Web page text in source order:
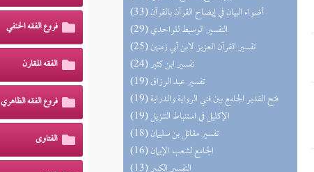
(33) أضواء البيان في إيضاح القرآن بالقرآن
(29) التفسير الوسيط للواحدي
(25) تفسير القرآن العزيز لابن أبي زمنين
(24) تفسير ابن كثير
(19) تفسير عبد الرزاق
(19) فتح القدير الجامع بين فني الرواية والدراية
(19) الإكليل في استنباط التنزيل
(18) تفسير مقاتل بن سليمان
(16) الجامع لشعب الإيمان
فروع الفقه الحنفي
الفقه المقارن
فروع الفقه الظاهري
الفتاوى